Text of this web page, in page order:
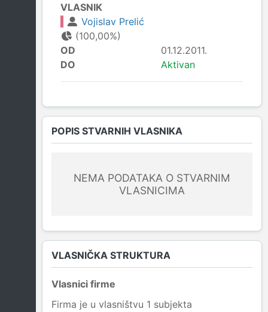
VLASNIK
Vojislav Prelić
(100,00%)
OD
01.12.2011.
DO
Aktivan
POPIS STVARNIH VLASNIKA
NEMA PODATAKA O STVARNIM
VLASNICIMA
VLASNIČKA STRUKTURA
Vlasnici firme
Firma je u vlasništvu 1 subjekta